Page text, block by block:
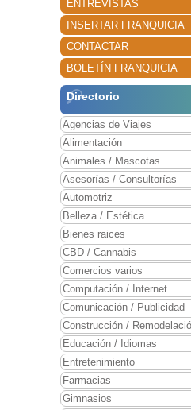
ENTREVISTAS
INSERTAR FRANQUICIA
CONTACTAR
BOLETÍN FRANQUICIA
Directorio
Agencias de Viajes
Alimentación
Animales / Mascotas
Asesorías / Consultorías
Automotriz
Belleza / Estética
Bienes raices
CBD / Cannabis
Comercios varios
Computación / Internet
Comunicación / Publicidad
Construcción /
Educación / Idiomas
Entretenimiento
Farmacias
Gimnasios